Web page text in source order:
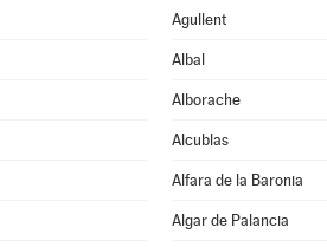
Agullent
Albal
Alborache
Alcublas
Alfara de la Baronia
Algar de Palancia